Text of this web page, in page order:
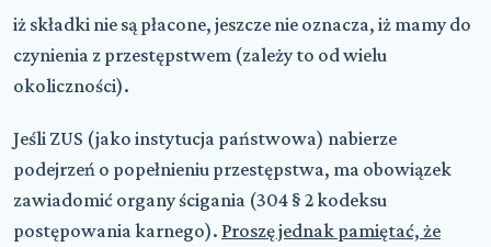
iż składki nie są płacone, jeszcze nie oznacza, iż mamy do
czynienia z przestępstwem (zależy to od wielu
okoliczności).
Jeśli ZUS (jako instytucja państwowa) nabierze
podejrzeń o popełnieniu przestępstwa, ma obowiązek
zawiadomić organy ścigania (304 § 2 kodeksu
postępowania karnego). Proszę jednak pamiętać, że